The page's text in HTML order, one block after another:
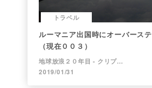
トラベル
ルーマニア出国時にオーバース
（現在００３）
地球放浪２０年目 - クリプトラベラー
2019/01/31